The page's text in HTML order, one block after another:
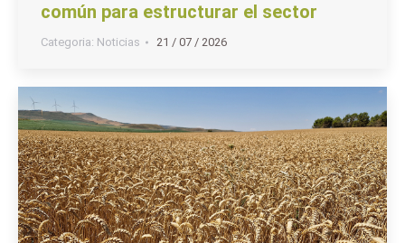
común para estructurar el sector
Categoria: Noticias 21 / 07 / 2026